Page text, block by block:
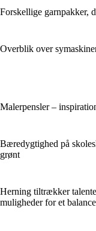
Forskellige garnpakker,
Overblik over
Malerpensler –
Bæredygtighed på
grønt
Herning tiltrækker
muligheder for et